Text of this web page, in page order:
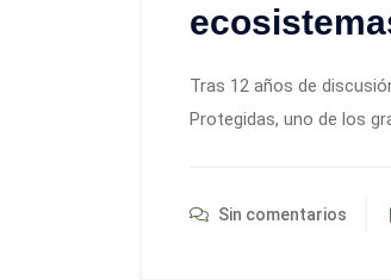
Tras 12 años de
Protegidas, uno de los
Sin comentarios